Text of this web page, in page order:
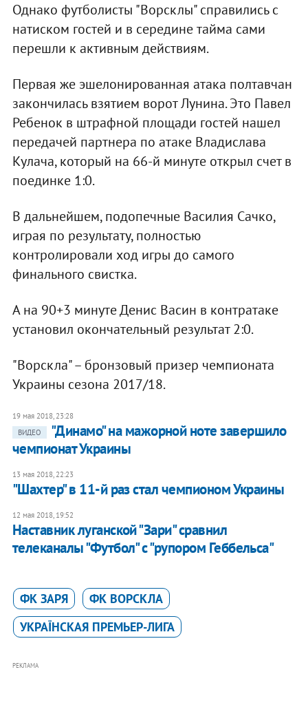
Однако футболисты "Ворсклы" справились с
натиском гостей и в середине тайма сами
перешли к активным действиям.
Первая же эшелонированная атака полтавчан
закончилась взятием ворот Лунина. Это Павел
Ребенок в штрафной площади гостей нашел
передачей партнера по атаке Владислава
Кулача, который на 66-й минуте открыл счет в
поединке 1:0.
В дальнейшем, подопечные Василия Сачко,
играя по результату, полностью
контролировали ход игры до самого
финального свистка.
А на 90+3 минуте Денис Васин в контратаке
установил окончательный результат 2:0.
"Ворскла" – бронзовый призер чемпионата
Украины сезона 2017/18.
19 мая 2018, 23:28
ВИДЕО
"Динамо" на мажорной ноте завершило
чемпионат Украины
13 мая 2018, 22:23
"Шахтер" в 11-й раз стал чемпионом Украины
12 мая 2018, 19:52
Наставник луганской "Зари" сравнил
телеканалы "Футбол" с "рупором Геббельса"
ФК ЗАРЯ
ФК ВОРСКЛА
УКРАЇНСКАЯ ПРЕМЬЕР-ЛИГА
РЕКЛАМА